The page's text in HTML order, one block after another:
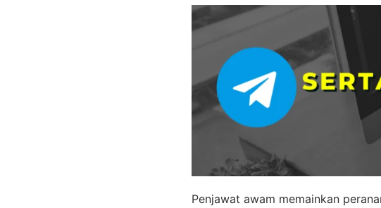
Penjawat awam memainkan